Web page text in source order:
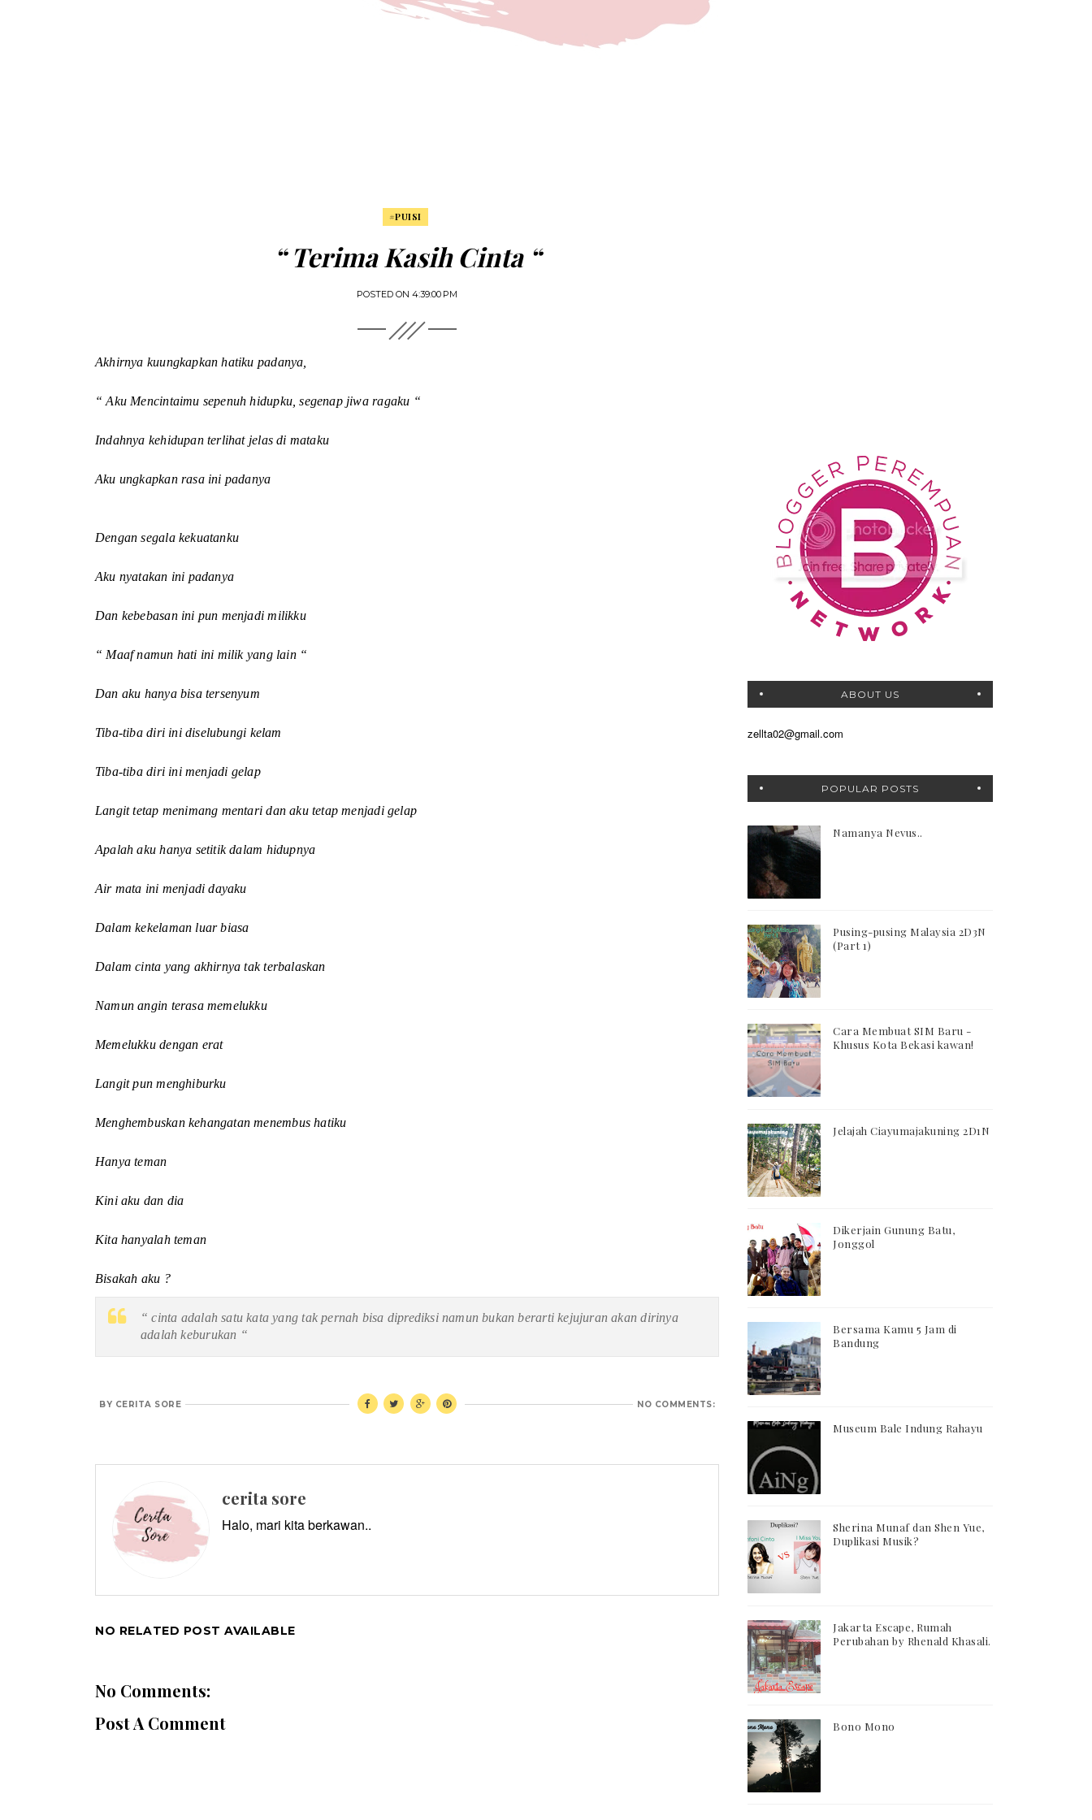
#PUISI
“ Terima Kasih Cinta “
POSTED ON 4:39:00 PM
Akhirnya kuungkapkan hatiku padanya,
“ Aku Mencintaimu sepenuh hidupku, segenap jiwa ragaku “
Indahnya kehidupan terlihat jelas di mataku
Aku ungkapkan rasa ini padanya
Dengan segala kekuatanku
Aku nyatakan ini padanya
Dan kebebasan ini pun menjadi milikku
“ Maaf namun hati ini milik yang lain “
Dan aku hanya bisa tersenyum
Tiba-tiba diri ini diselubungi kelam
Tiba-tiba diri ini menjadi gelap
Langit tetap menimang mentari dan aku tetap menjadi gelap
Apalah aku hanya setitik dalam hidupnya
Air mata ini menjadi dayaku
Dalam kekelaman luar biasa
Dalam cinta yang akhirnya tak terbalaskan
Namun angin terasa memelukku
Memelukku dengan erat
Langit pun menghiburku
Menghembuskan kehangatan menembus hatiku
Hanya teman
Kini aku dan dia
Kita hanyalah teman
Bisakah aku ?
“ cinta adalah satu kata yang tak pernah bisa diprediksi namun bukan berarti kejujuran akan dirinya
adalah keburukan “
NO COMMENTS:
BY CERITA SORE
cerita sore
Halo, mari kita berkawan..
NO RELATED POST AVAILABLE
No Comments:
Post A Comment
ABOUT US
zellta02@gmail.com
POPULAR POSTS
Namanya Nevus..
Pusing-pusing Malaysia 2D3N
(Part 1)
Cara Membuat SIM Baru -
Khusus Kota Bekasi kawan!
Jelajah Ciayumajakuning 2D1N
Dikerjain Gunung Batu,
Jonggol
Bersama Kamu 5 Jam di
Bandung
Museum Bale Indung Rahayu
Sherina Munaf dan Shen Yue,
Duplikasi Musik?
Jakarta Escape, Rumah
Perubahan by Rhenald Khasali.
Bono Mono